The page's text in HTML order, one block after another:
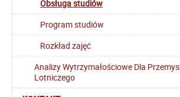
Obsługa studiów
Program studiów
Rozkład zajęć
Analizy Wytrzymałościowe Dla
Lotniczego